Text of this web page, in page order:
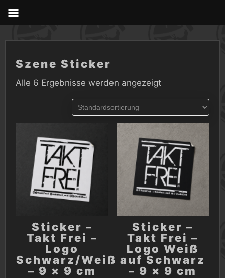
Szene Sticker
Alle 6 Ergebnisse werden angezeigt
Sticker –
Takt Frei –
Logo
Schwarz/Weiß
– 9 × 9 cm
Sticker –
Takt Frei –
Logo Weiß
auf Schwarz
– 9 × 9 cm